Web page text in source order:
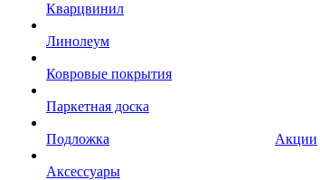
Кварцвинил
Линолеум
Ковровые покрытия
Паркетная доска
Подложка
Аксессуары
Акции